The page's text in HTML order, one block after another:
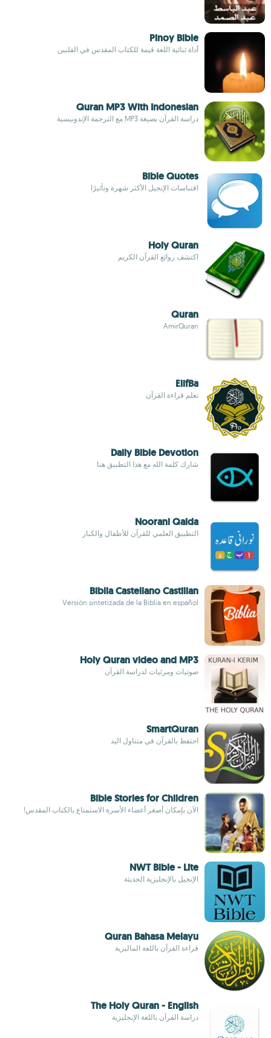
Pinoy Bible
أداة ثنائية اللغة قيمة للكتاب المقدس في الفلبين
Quran MP3 With Indonesian
دراسة القرآن بصيغة MP3 مع الترجمة الإندونيسية
Bible Quotes
اقتباسات الإنجيل الأكثر شهرة وتأثيرًا
Holy Quran
اكتشف روائع القرآن الكريم
Quran
AmirQuran
ElifBa
تعلم قراءة القرآن
Daily Bible Devotion
شارك كلمة الله مع هذا التطبيق هنا
Noorani Qaida
التطبيق العلمي للقرآن للأطفال والكبار
Biblia Castellano Castilian
Versión sintetizada de la Biblia en español
Holy Quran video and MP3
صوتيات ومرئيات لدراسة القرآن
SmartQuran
احتفظ بالقرآن في متناول اليد
Bible Stories for Children
الآن بإمكان أصغر أعضاء الأسرة الاستمتاع بالكتاب المقدس!
NWT Bible - Lite
الإنجيل بالإنجليزية الحديثة
Quran Bahasa Melayu
قراءة القرآن باللغة الماليزية
The Holy Quran - English
دراسة القرآن باللغة الإنجليزية